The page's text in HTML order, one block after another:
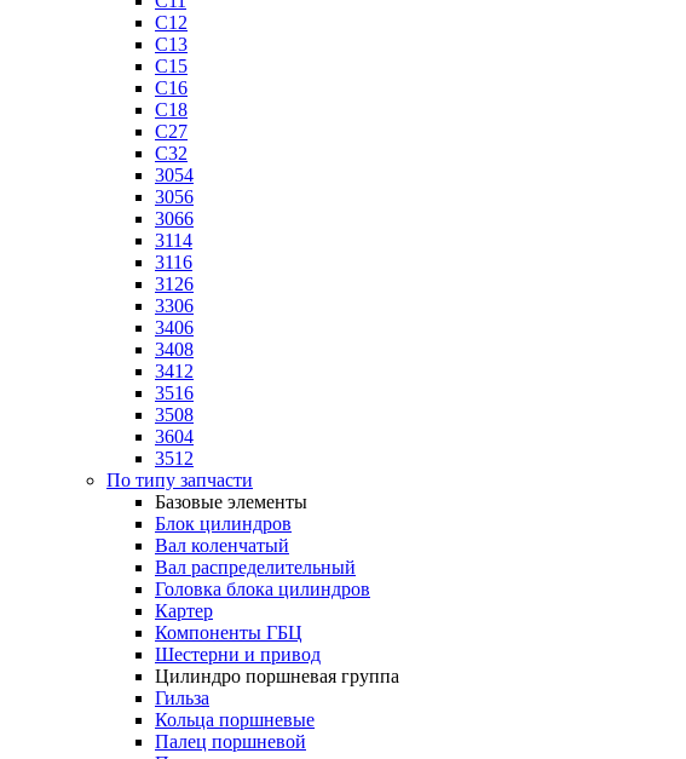
C12
C13
C15
C16
C18
C27
C32
3054
3056
3066
3114
3116
3126
3306
3406
3408
3412
3516
3508
3604
3512
По типу запчасти
Базовые элементы
Блок цилиндров
Вал коленчатый
Вал распределительный
Головка блока цилиндров
Картер
Компоненты ГБЦ
Шестерни и привод
Цилиндро поршневая группа
Гильза
Кольца поршневые
Палец поршневой